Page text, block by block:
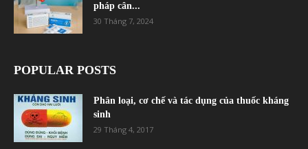
pháp cân...
30 Tháng 7, 2024
POPULAR POSTS
Phân loại, cơ chế và tác dụng của thuốc kháng
sinh
29 Tháng 4, 2017